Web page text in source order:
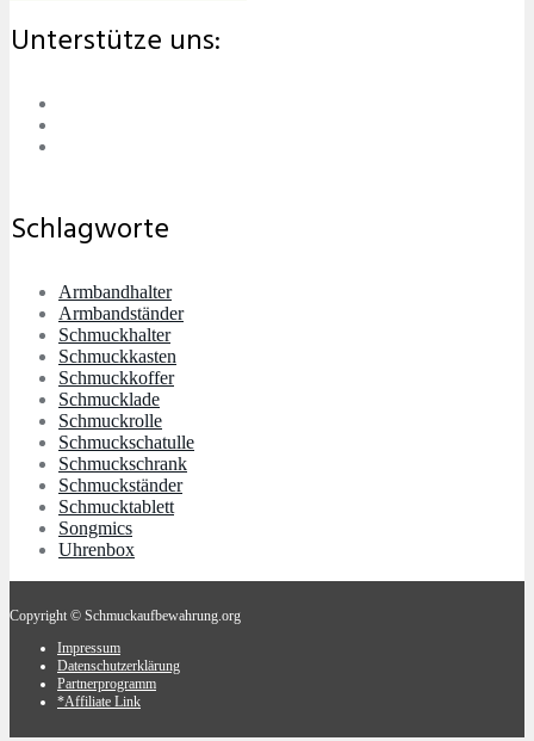
Unterstütze uns:
Schlagworte
Armbandhalter
Armbandständer
Schmuckhalter
Schmuckkasten
Schmuckkoffer
Schmucklade
Schmuckrolle
Schmuckschatulle
Schmuckschrank
Schmuckständer
Schmucktablett
Songmics
Uhrenbox
Copyright © Schmuckaufbewahrung.org
Impressum
Datenschutzerklärung
Partnerprogramm
*Affiliate Link